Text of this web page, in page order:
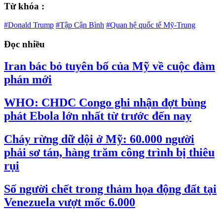
Từ khóa :
#Donald Trump #Tập Cận Bình #Quan hệ quốc tế Mỹ-Trung
Đọc nhiều
Iran bác bỏ tuyên bố của Mỹ về cuộc đàm
phán mới
WHO: CHDC Congo ghi nhận đợt bùng
phát Ebola lớn nhất từ trước đến nay
Cháy rừng dữ dội ở Mỹ: 60.000 người
phải sơ tán, hàng trăm công trình bị thiêu
rụi
Số người chết trong thảm họa động đất tại
Venezuela vượt mốc 6.000